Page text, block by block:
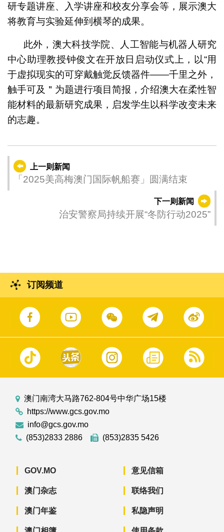
研专题讲座、入学讲座和校友分享会等，展示澳大
将教育与实验延伸到横琴的成果。
此外，澳大科技学院、人工智能与机器人研究
中心助理教授钟俊文在开放日启动仪式上，以“用
于虚拟现实的可穿戴触觉反馈器件——千里之外，
触手可及＂为题进行项目简报，介绍澳大在柔性智
能材料的最新研究成果，启发学生以科学改变未来
的志趣。
上一则新闻
「2025美高梅澳门国际帆船赛」圆满结束
下一则新闻
治安警察局持续开展“冬防行动2025”
订阅频道
澳门南湾大马路762-804号中华广场15楼
https://www.gcs.gov.mo
info@gcs.gov.mo
(853)2833 2886
(853)2835 5426
GOV.MO
澳门杂志
澳门年鉴
意见信箱
联络我们
私隐声明